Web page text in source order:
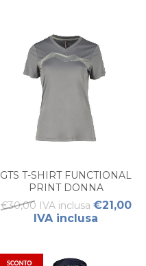
GTS T-SHIRT FUNCTIONAL
PRINT DONNA
€30,00 IVA inclusa €21,00
IVA inclusa